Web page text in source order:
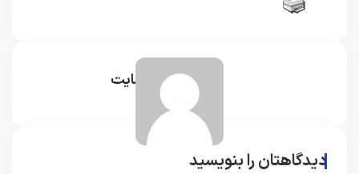
مدیر سایت
دیدگاهتان را بنویسید